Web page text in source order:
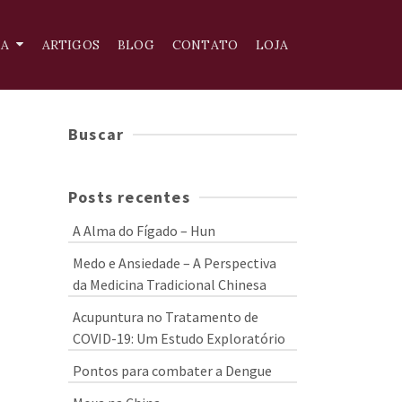
ARTIGOS BLOG CONTATO LOJA
Buscar
Posts recentes
A Alma do Fígado – Hun
Medo e Ansiedade – A Perspectiva
da Medicina Tradicional Chinesa
Acupuntura no Tratamento de
COVID-19: Um Estudo Exploratório
Pontos para combater a Dengue